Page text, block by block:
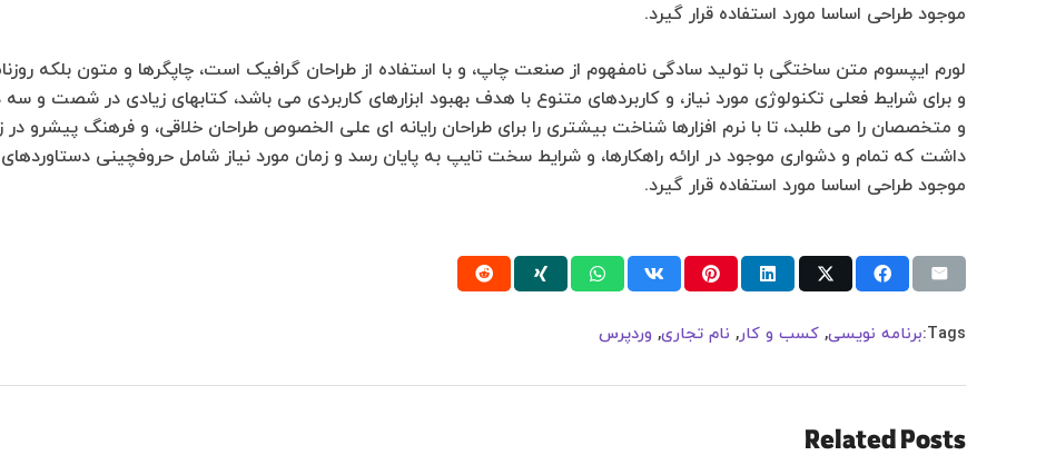
موجود طراحی اساسا مورد استفاده قرار گیرد.
لورم ایپسوم متن ساختگی با تولید سادگی نامفهوم از صنعت چاپ، و با استفاده از طراحان گرافیک است، چاپگرها و متون بلکه
و برای شرایط فعلی تکنولوژی مورد نیاز، و کاربردهای متنوع با هدف بهبود ابزارهای کاربردی می باشد، کتابهای زیادی در شصت و
و متخصصان را می طلبد، تا با نرم افزارها شناخت بیشتری را برای طراحان رایانه ای علی الخصوص طراحان خلاقی، و فرهنگ پیشرو
داشت که تمام و دشواری موجود در ارائه راهکارها، و شرایط سخت تایپ به پایان رسد و زمان مورد نیاز شامل حروفچینی
موجود طراحی اساسا مورد استفاده قرار گیرد.
Tags: برنامه نویسی, کسب و کار, نام تجاری, وردپرس
Related Posts